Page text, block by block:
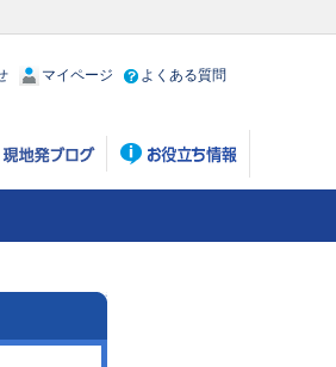
マイページ よくある質問